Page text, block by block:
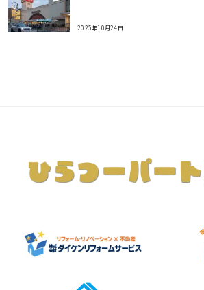
2025年10月24日